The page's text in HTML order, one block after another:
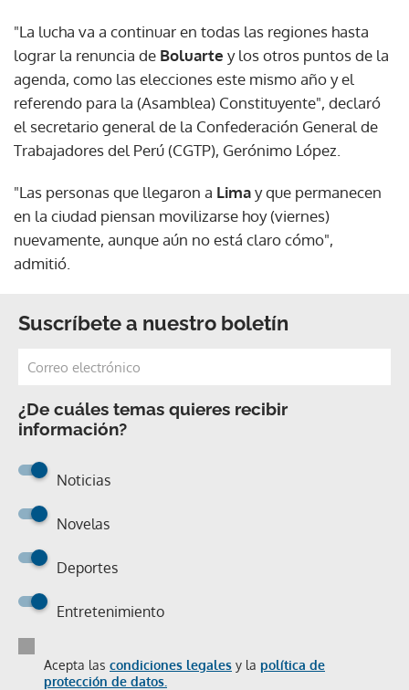
"La lucha va a continuar en todas las regiones hasta
lograr la renuncia de Boluarte y los otros puntos de la
agenda, como las elecciones este mismo año y el
referendo para la (Asamblea) Constituyente", declaró
el secretario general de la Confederación General de
Trabajadores del Perú (CGTP), Gerónimo López.
"Las personas que llegaron a Limay que permanecen
en la ciudad piensan movilizarse hoy (viernes)
nuevamente, aunque aún no está claro cómo",
admitió.
Suscríbete a nuestro boletín
¿De cuáles temas quieres recibir
información?
Noticias
Novelas
Deportes
Entretenimiento
Acepta las condiciones legales y la política de
protección de datos.